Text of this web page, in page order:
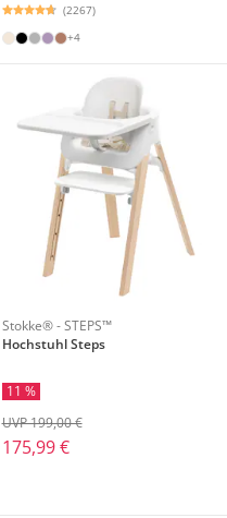
(2267)
+4
Stokke® - STEPS™
Hochstuhl Steps
11 %
175,99 €
UVP 199,00 €